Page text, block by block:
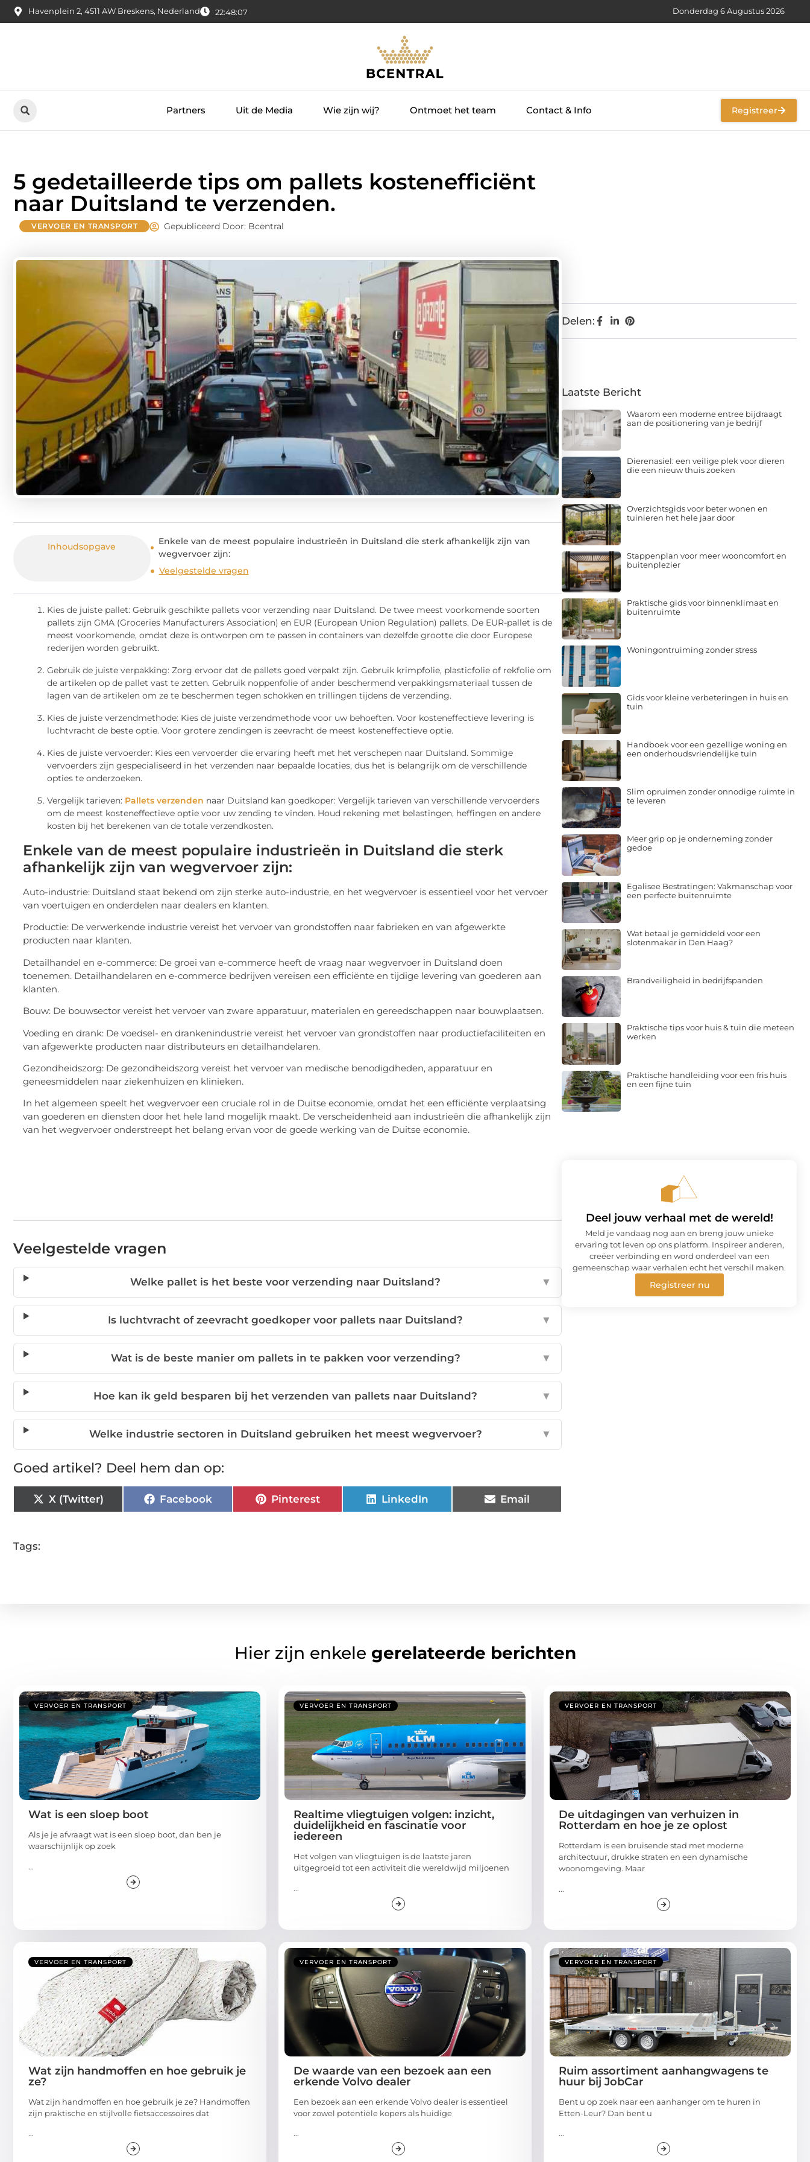
Havenplein 2, 4511 AW Breskens, Nederland 22:48:08 Donderdag 6 Augustus 2026
Partners Uit de Media Wie zijn wij? Ontmoet het team Contact & Info Registreer
5 gedetailleerde tips om pallets kostenefficiënt
naar Duitsland te verzenden.
VERVOER EN TRANSPORT Gepubliceerd Door: Bcentral
Inhoudsopgave
Enkele van de meest populaire industrieën in Duitsland die sterk afhankelijk zijn van
wegvervoer zijn:
Veelgestelde vragen
Kies de juiste pallet: Gebruik geschikte pallets voor verzending naar Duitsland. De twee meest voorkomende soorten
pallets zijn GMA (Groceries Manufacturers Association) en EUR (European Union Regulation) pallets. De EUR-pallet is de
meest voorkomende, omdat deze is ontworpen om te passen in containers van dezelfde grootte die door Europese
rederijen worden gebruikt.
Gebruik de juiste verpakking: Zorg ervoor dat de pallets goed verpakt zijn. Gebruik krimpfolie, plasticfolie of rekfolie om
de artikelen op de pallet vast te zetten. Gebruik noppenfolie of ander beschermend verpakkingsmateriaal tussen de
lagen van de artikelen om ze te beschermen tegen schokken en trillingen tijdens de verzending.
Kies de juiste verzendmethode: Kies de juiste verzendmethode voor uw behoeften. Voor kosteneffectieve levering is
luchtvracht de beste optie. Voor grotere zendingen is zeevracht de meest kosteneffectieve optie.
Kies de juiste vervoerder: Kies een vervoerder die ervaring heeft met het verschepen naar Duitsland. Sommige
vervoerders zijn gespecialiseerd in het verzenden naar bepaalde locaties, dus het is belangrijk om de verschillende
opties te onderzoeken.
Vergelijk tarieven: Pallets verzenden naar Duitsland kan goedkoper: Vergelijk tarieven van verschillende vervoerders
om de meest kosteneffectieve optie voor uw zending te vinden. Houd rekening met belastingen, heffingen en andere
kosten bij het berekenen van de totale verzendkosten.
Enkele van de meest populaire industrieën in Duitsland die sterk
afhankelijk zijn van wegvervoer zijn:
Auto-industrie: Duitsland staat bekend om zijn sterke auto-industrie, en het wegvervoer is essentieel voor het vervoer
van voertuigen en onderdelen naar dealers en klanten.
Productie: De verwerkende industrie vereist het vervoer van grondstoffen naar fabrieken en van afgewerkte
producten naar klanten.
Detailhandel en e-commerce: De groei van e-commerce heeft de vraag naar wegvervoer in Duitsland doen
toenemen. Detailhandelaren en e-commerce bedrijven vereisen een efficiënte en tijdige levering van goederen aan
klanten.
Bouw: De bouwsector vereist het vervoer van zware apparatuur, materialen en gereedschappen naar bouwplaatsen.
Voeding en drank: De voedsel- en drankenindustrie vereist het vervoer van grondstoffen naar productiefaciliteiten en
van afgewerkte producten naar distributeurs en detailhandelaren.
Gezondheidszorg: De gezondheidszorg vereist het vervoer van medische benodigdheden, apparatuur en
geneesmiddelen naar ziekenhuizen en klinieken.
In het algemeen speelt het wegvervoer een cruciale rol in de Duitse economie, omdat het een efficiënte verplaatsing
van goederen en diensten door het hele land mogelijk maakt. De verscheidenheid aan industrieën die afhankelijk zijn
van het wegvervoer onderstreept het belang ervan voor de goede werking van de Duitse economie.
Veelgestelde vragen
Welke pallet is het beste voor verzending naar Duitsland? ▼
Is luchtvracht of zeevracht goedkoper voor pallets naar Duitsland? ▼
Wat is de beste manier om pallets in te pakken voor verzending? ▼
Hoe kan ik geld besparen bij het verzenden van pallets naar Duitsland? ▼
Welke industrie sectoren in Duitsland gebruiken het meest wegvervoer? ▼
Goed artikel? Deel hem dan op:
X (Twitter) Facebook Pinterest LinkedIn Email
Tags:
Delen:
Laatste Bericht
Waarom een moderne entree bijdraagt
aan de positionering van je bedrijf
Dierenasiel: een veilige plek voor dieren
die een nieuw thuis zoeken
Overzichtsgids voor beter wonen en
tuinieren het hele jaar door
Stappenplan voor meer wooncomfort en
buitenplezier
Praktische gids voor binnenklimaat en
buitenruimte
Woningontruiming zonder stress
Gids voor kleine verbeteringen in huis en
tuin
Handboek voor een gezellige woning en
een onderhoudsvriendelijke tuin
Slim opruimen zonder onnodige ruimte in
te leveren
Meer grip op je onderneming zonder
gedoe
Egalisee Bestratingen: Vakmanschap voor
een perfecte buitenruimte
Wat betaal je gemiddeld voor een
slotenmaker in Den Haag?
Brandveiligheid in bedrijfspanden
Praktische tips voor huis & tuin die meteen
werken
Praktische handleiding voor een fris huis
en een fijne tuin
Deel jouw verhaal met de wereld!
Meld je vandaag nog aan en breng jouw unieke
ervaring tot leven op ons platform. Inspireer anderen,
creëer verbinding en word onderdeel van een
gemeenschap waar verhalen echt het verschil maken.
Registreer nu
Hier zijn enkele gerelateerde berichten
VERVOER EN TRANSPORT
Wat is een sloep boot
Als je je afvraagt wat is een sloep boot, dan ben je
waarschijnlijk op zoek
...
VERVOER EN TRANSPORT
Realtime vliegtuigen volgen: inzicht,
duidelijkheid en fascinatie voor
iedereen
Het volgen van vliegtuigen is de laatste jaren
uitgegroeid tot een activiteit die wereldwijd miljoenen
...
VERVOER EN TRANSPORT
De uitdagingen van verhuizen in
Rotterdam en hoe je ze oplost
Rotterdam is een bruisende stad met moderne
architectuur, drukke straten en een dynamische
woonomgeving. Maar
...
VERVOER EN TRANSPORT
Wat zijn handmoffen en hoe gebruik je
ze?
Wat zijn handmoffen en hoe gebruik je ze? Handmoffen
zijn praktische en stijlvolle fietsaccessoires dat
...
VERVOER EN TRANSPORT
De waarde van een bezoek aan een
erkende Volvo dealer
Een bezoek aan een erkende Volvo dealer is essentieel
voor zowel potentiële kopers als huidige
...
VERVOER EN TRANSPORT
Ruim assortiment aanhangwagens te
huur bij JobCar
Bent u op zoek naar een aanhanger om te huren in
Etten-Leur? Dan bent u
...